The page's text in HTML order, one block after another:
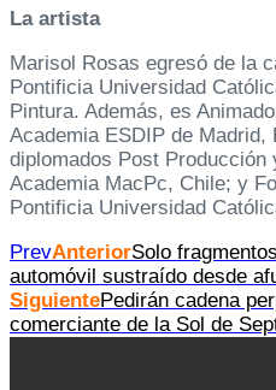
La artista
Marisol Rosas egresó de la
Pontificia Universidad
Pintura. Además, es
Academia ESDIP de
diplomados Post
Academia MacPc, Chile; y
Pontificia Universidad
PrevAnteriorSolo
automóvil sustraído desde
SiguientePedirán cadena
comerciante de la Sol de